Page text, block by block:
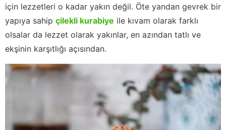
için lezzetleri o kadar yakın değil. Öte yandan gevrek bir
yapıya sahip çilekli kurabiye ile kıvam olarak farklı
olsalar da lezzet olarak yakınlar, en azından tatlı ve
ekşinin karşıtlığı açısından.